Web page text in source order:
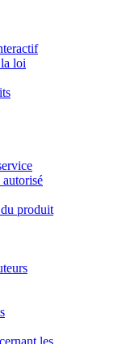
loi
produit